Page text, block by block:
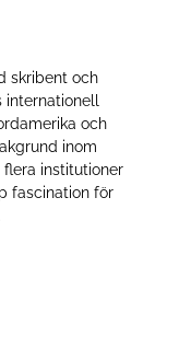
skribent och
och
inom
flera institutioner
fascination för